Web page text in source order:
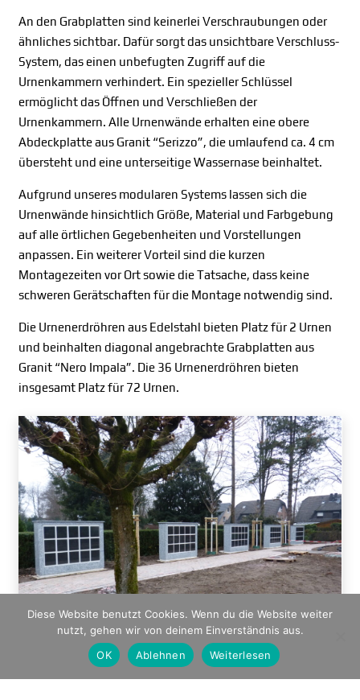
An den Grabplatten sind keinerlei Verschraubungen oder
ähnliches sichtbar. Dafür sorgt das unsichtbare Verschluss-
System, das einen unbefugten Zugriff auf die
Urnenkammern verhindert. Ein spezieller Schlüssel
ermöglicht das Öffnen und Verschließen der
Urnenkammern. Alle Urnenwände erhalten eine obere
Abdeckplatte aus Granit “Serizzo”, die umlaufend ca. 4 cm
übersteht und eine unterseitige Wassernase beinhaltet.
Aufgrund unseres modularen Systems lassen sich die
Urnenwände hinsichtlich Größe, Material und Farbgebung
auf alle örtlichen Gegebenheiten und Vorstellungen
anpassen. Ein weiterer Vorteil sind die kurzen
Montagezeiten vor Ort sowie die Tatsache, dass keine
schweren Gerätschaften für die Montage notwendig sind.
Die Urnenerdröhren aus Edelstahl bieten Platz für 2 Urnen
und beinhalten diagonal angebrachte Grabplatten aus
Granit “Nero Impala”. Die 36 Urnenerdröhren bieten
insgesamt Platz für 72 Urnen.
Diese Website benutzt Cookies. Wenn du die Website weiter
nutzt, gehen wir von deinem Einverständnis aus.
OK
Ablehnen Weiterlesen